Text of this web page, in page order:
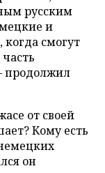
русским
и
смогут
продолжил
от своей
Кому есть
он